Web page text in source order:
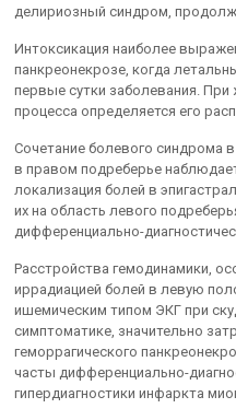
делириозный синдром,
Интоксикация наиболее
панкреонекрозе, когда
первые сутки заболевания.
процесса определяется его
Сочетание болевого синдрома
в правом подреберье
локализация болей в
их на область левого
дифференциально-
Расстройства гемодинамики,
иррадиацией болей в левую
ишемическим типом ЭКГ при
симптоматике, значительно
геморрагического
часты дифференциально-
гипердиагностики инфаркта